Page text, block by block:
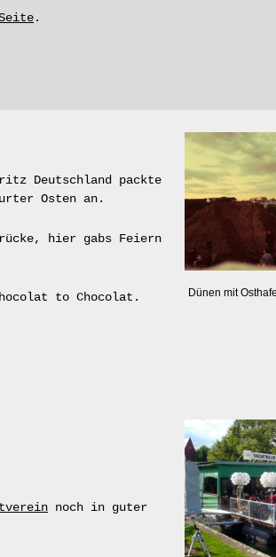
.
Dünen mit
Deutschland packte
Osten an.
hier gabs Feiern
to Chocolat.
noch in guter